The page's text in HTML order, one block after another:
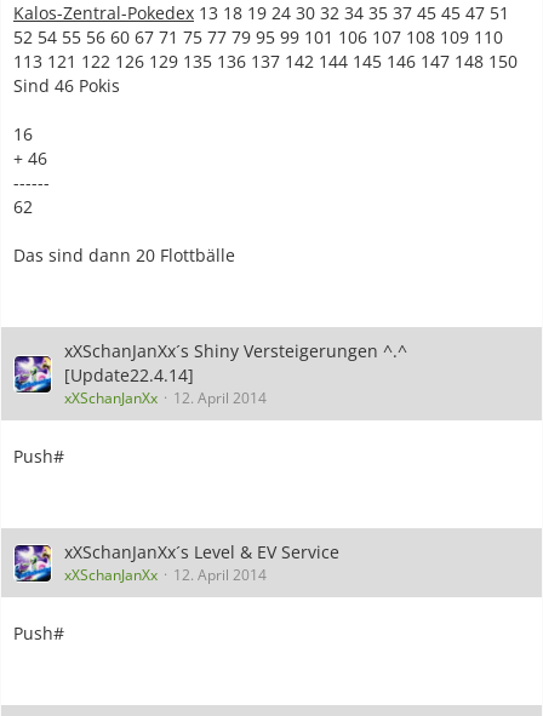
Kalos-Zentral-Pokedex 13 18 19 24 30 32 34 35 37 45 45 47 51
52 54 55 56 60 67 71 75 77 79 95 99 101 106 107 108 109 110
113 121 122 126 129 135 136 137 142 144 145 146 147 148 150
Sind 46 Pokis
16
+ 46
------
62
Das sind dann 20 Flottbälle
xXSchanJanXx´s Shiny Versteigerungen ^.^
[Update22.4.14]
xXSchanJanXx 12. April 2014
Push#
xXSchanJanXx´s Level & EV Service
xXSchanJanXx 12. April 2014
Push#